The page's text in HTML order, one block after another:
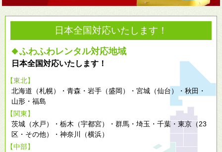
日本全国対応いたします！
◆ふわふわレンタル対応地域
日本全国対応いたします！
【東北】
北海道（札幌）・青森・岩手（盛岡）・宮城（仙台）・秋田・
山形・福島
【関東】
茨城（水戸）・栃木（宇都宮）・群馬・埼玉・千葉・東京（23
区・その他）・神奈川（横浜）
【中部】